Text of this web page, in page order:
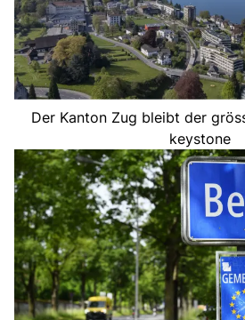
Der Kanton Zug bleibt der
keystone